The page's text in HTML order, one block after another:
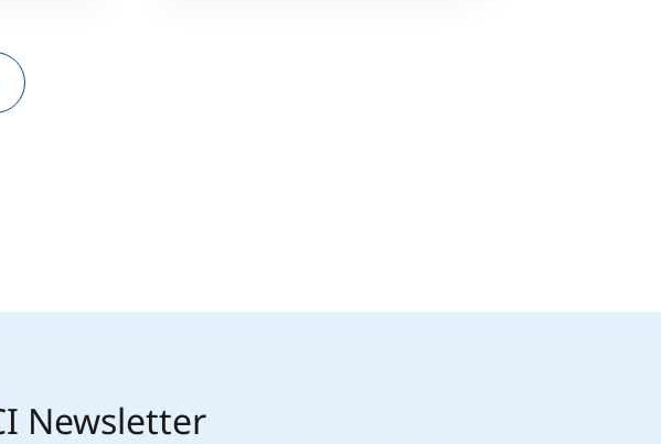
Newsletter